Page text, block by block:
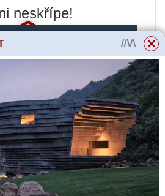
neskřípe!
si více
uzené kuře.
koupele pro
dispozici, snadno
Mají přírodní